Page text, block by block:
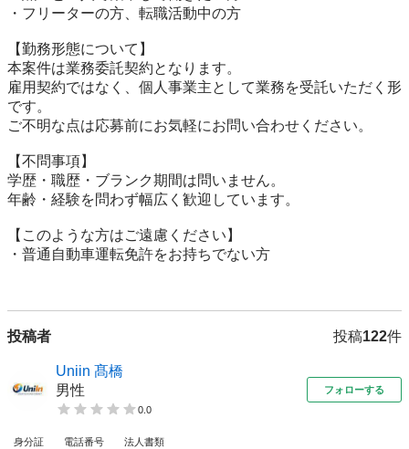
・フリーターの方、転職活動中の方
【勤務形態について】
本案件は業務委託契約となります。
雇用契約ではなく、個人事業主として業務を受託いただく形
です。
ご不明な点は応募前にお気軽にお問い合わせください。
【不問事項】
学歴・職歴・ブランク期間は問いません。
年齢・経験を問わず幅広く歓迎しています。
【このような方はご遠慮ください】
・普通自動車運転免許をお持ちでない方
投稿者 投稿122件
Uniin 髙橋
男性
0.0
フォローする
身分証 電話番号 法人書類